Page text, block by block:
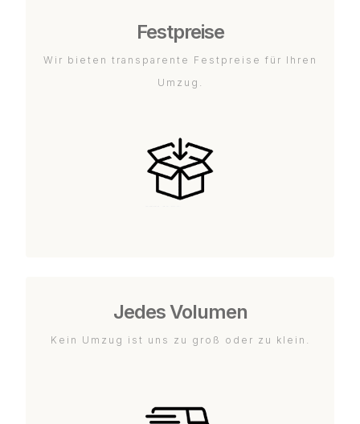
Festpreise
Wir bieten transparente Festpreise für Ihren
Umzug.
Jedes Volumen
Kein Umzug ist uns zu groß oder zu klein.